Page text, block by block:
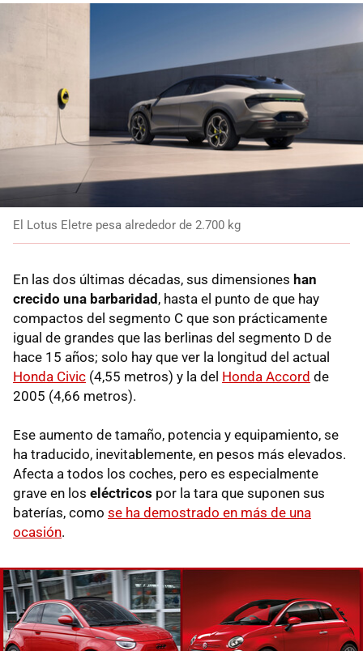
El Lotus Eletre pesa alrededor de 2.700 kg
En las dos últimas décadas, sus dimensiones han
crecido una barbaridad , hasta el punto de que hay
compactos del segmento C que son prácticamente
igual de grandes que las berlinas del segmento D de
hace 15 años; solo hay que ver la longitud del actual
Honda Civic (4,55 metros) y la del Honda Accord de
2005 (4,66 metros).
Ese aumento de tamaño, potencia y equipamiento, se
ha traducido, inevitablemente, en pesos más elevados.
Afecta a todos los coches, pero es especialmente
grave en los eléctricos por la tara que suponen sus
baterías, como se ha demostrado en más de una
ocasión.